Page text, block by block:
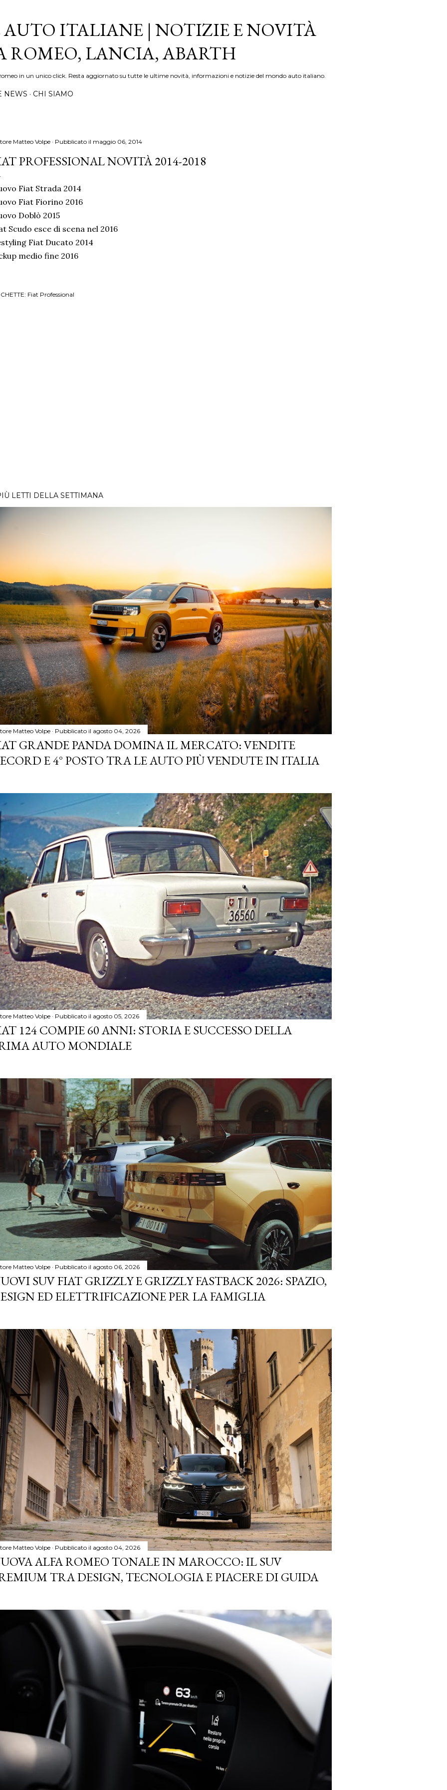
AUTO ITALIANE | NOTIZIE E NOVITÀ
ROMEO, LANCIA, ABARTH
in un unico click. Resta aggiornato su tutte le ultime novità, informazioni e notizie del mondo auto italiano.
NEWS CHI SIAMO
Matteo Volpe Pubblicato il maggio 06, 2014
PROFESSIONAL NOVITÀ 2014-2018
Fiat Strada 2014
Fiat Fiorino 2016
Doblò 2015
Scudo esce di scena nel 2016
Fiat Ducato 2014
medio fine 2016
Fiat Professional
LETTI DELLA SETTIMANA
Matteo Volpe Pubblicato il agosto 04, 2026
GRANDE PANDA DOMINA IL MERCATO: VENDITE
E 4° POSTO TRA LE AUTO PIÙ VENDUTE IN ITALIA
Matteo Volpe Pubblicato il agosto 05, 2026
124 COMPIE 60 ANNI: STORIA E SUCCESSO DELLA
AUTO MONDIALE
Matteo Volpe Pubblicato il agosto 06, 2026
SUV FIAT GRIZZLY E GRIZZLY FASTBACK 2026: SPAZIO,
ED ELETTRIFICAZIONE PER LA FAMIGLIA
Matteo Volpe Pubblicato il agosto 04, 2026
ALFA ROMEO TONALE IN MAROCCO: IL SUV
TRA DESIGN, TECNOLOGIA E PIACERE DI GUIDA